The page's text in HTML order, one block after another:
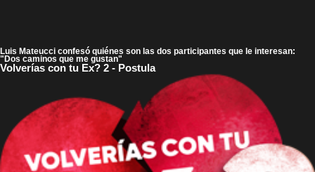
Luis Mateucci confesó quiénes son las dos participantes que le interesan:
"Dos caminos que me gustan"
Volverías con tu Ex? 2 - Postula